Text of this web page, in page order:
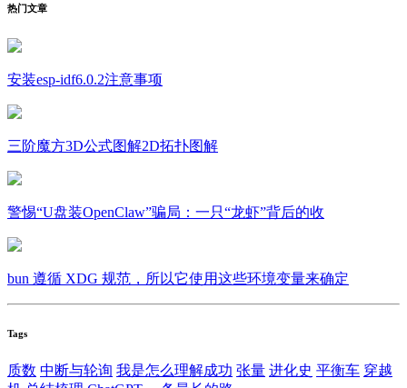
热门文章
安装esp-idf6.0.2注意事项
三阶魔方3D公式图解2D拓扑图解
警惕“U盘装OpenClaw”骗局：一只“龙虾”背后的收
bun 遵循 XDG 规范，所以它使用这些环境变量来确定
Tags
质数 中断与轮询 我是怎么理解成功 张量 进化史 平衡车 穿越